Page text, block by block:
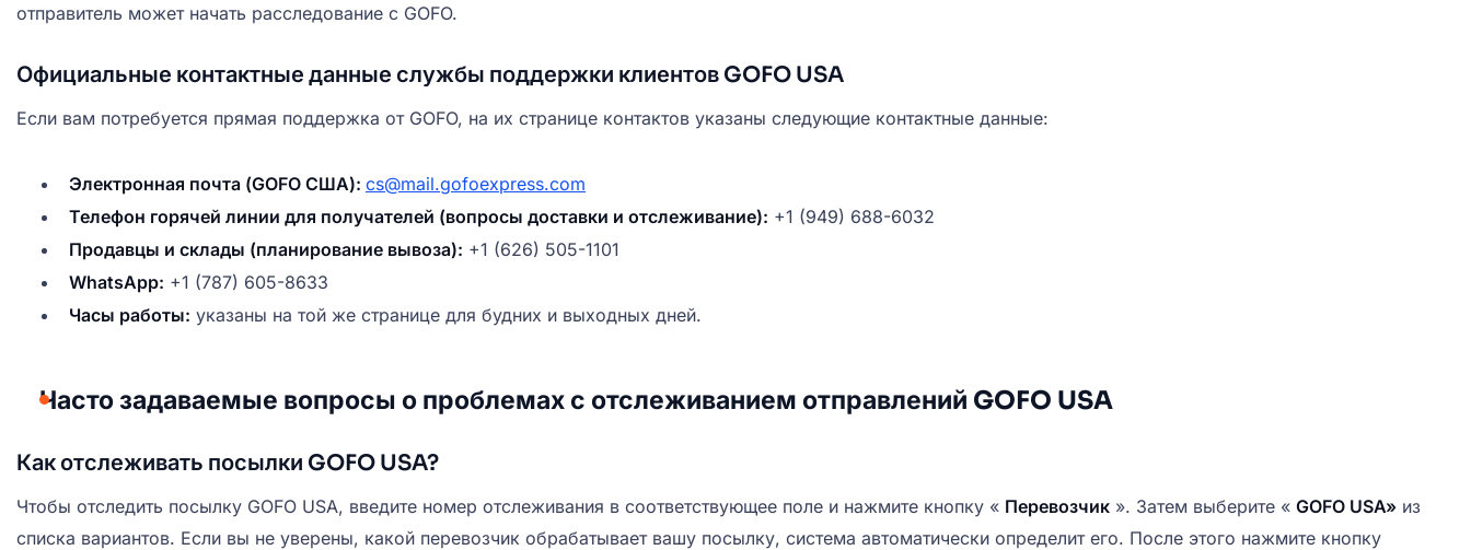
отправитель может начать расследование с GOFO.
Официальные контактные данные службы поддержки клиентов GOFO USA
Если вам потребуется прямая поддержка от GOFO, на их странице контактов указаны следующие контактные данные:
Электронная почта (GOFO США): cs@mail.gofoexpress.com
Телефон горячей линии для получателей (вопросы доставки и отслеживание): +1 (949) 688-6032
Продавцы и склады (планирование вывоза): +1 (626) 505-1101
WhatsApp: +1 (787) 605-8633
Часы работы: указаны на той же странице для будних и выходных дней.
Часто задаваемые вопросы о проблемах с отслеживанием отправлений GOFO USA
Как отслеживать посылки GOFO USA?
Чтобы отследить посылку GOFO USA, введите номер отслеживания в соответствующее поле и нажмите кнопку « Перевозчик ». Затем выберите « GOFO USA» из
списка вариантов. Если вы не уверены, какой перевозчик обрабатывает вашу посылку, система автоматически определит его. После этого нажмите кнопку